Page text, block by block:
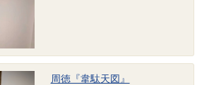
周徳『韋駄天図』